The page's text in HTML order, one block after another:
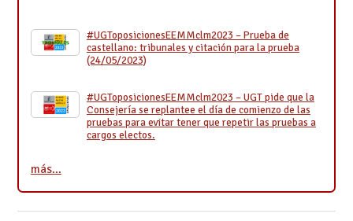
#UGToposicionesEEMMclm2023 – Prueba de
castellano: tribunales y citación para la prueba
(24/05/2023)
#UGToposicionesEEMMclm2023 – UGT pide que la
Consejería se replantee el día de comienzo de las
pruebas para evitar tener que repetir las pruebas a
cargos electos.
más…